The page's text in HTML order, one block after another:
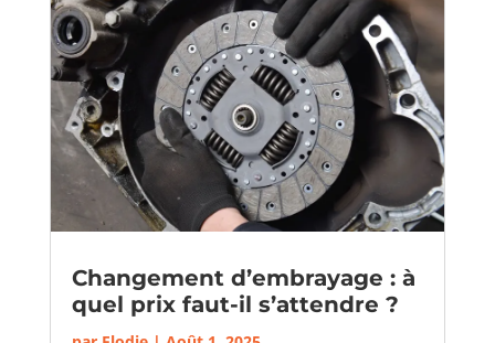
Changement d’embrayage : à
quel prix faut-il s’attendre ?